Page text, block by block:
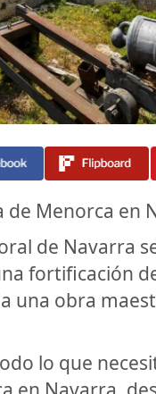
de Menorca en
de Navarra
fortificación
una obra
lo que